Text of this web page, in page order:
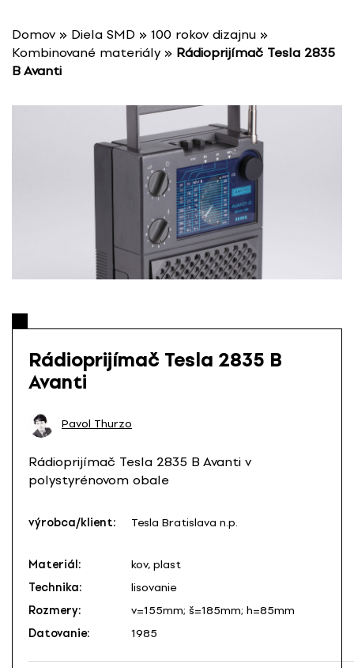
Domov » Diela SMD » 100 rokov dizajnu »
Kombinované materiály » Rádioprijímač Tesla 2835
B Avanti
Rádioprijímač Tesla 2835 B
Avanti
Pavol Thurzo
Rádioprijímač Tesla 2835 B Avanti v
polystyrénovom obale
výrobca/klient: Tesla Bratislava n.p.
Materiál:
kov, plast
Technika:
lisovanie
Rozmery:
v=155mm; š=185mm; h=85mm
Datovanie:
1985